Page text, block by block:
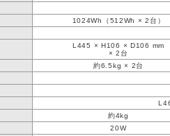
1024Wh（512Wh × 2台）
L445 × H106 × D106 mm
× 2台
約6.5kg × 2台
約4kg
20W